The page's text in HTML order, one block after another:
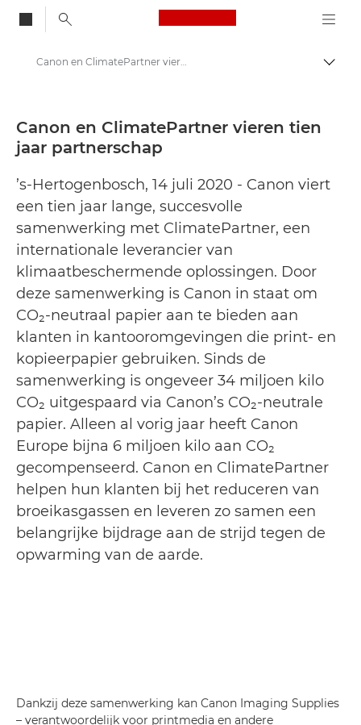
Canon Logo, back
Press Centre
Canon en ClimatePartner vieren tien jaar partnerschap - Canon Press Centre
Canon en ClimatePartner vieren tien
jaar partnerschap
’s-Hertogenbosch, 14 juli 2020 - Canon viert
een tien jaar lange, succesvolle
samenwerking met ClimatePartner, een
internationale leverancier van
klimaatbeschermende oplossingen. Door
deze samenwerking is Canon in staat om
CO₂-neutraal papier aan te bieden aan
klanten in kantooromgevingen die print- en
kopieerpapier gebruiken. Sinds de
samenwerking is ongeveer 34 miljoen kilo
CO₂ uitgespaard via Canon’s CO₂-neutrale
papier. Alleen al vorig jaar heeft Canon
Europe bijna 6 miljoen kilo aan CO₂
gecompenseerd. Canon en ClimatePartner
helpen hun klanten bij het reduceren van
broeikasgassen en leveren zo samen een
belangrijke bijdrage aan de strijd tegen de
opwarming van de aarde.
Dankzij deze samenwerking kan Canon Imaging Supplies
– verantwoordelijk voor printmedia en andere